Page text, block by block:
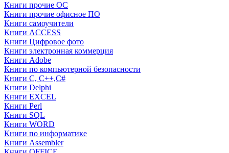
Книги прочие ОС
Книги прочие офисное ПО
Книги самоучители
Книги ACCESS
Книги Цифровое фото
Книги электронная коммерция
Книги Adobe
Книги по компьютерной безопасности
Книги C, C++,С#
Книги Delphi
Книги EXCEL
Книги Perl
Книги SQL
Книги WORD
Книги по информатике
Книги Assembler